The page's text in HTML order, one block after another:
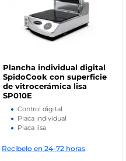
Plancha individual digital
SpidoCook con superficie
de vitrocerámica lisa
SP010E
Control digital
Placa individual
Placa lisa
Recíbelo en 24-72 horas